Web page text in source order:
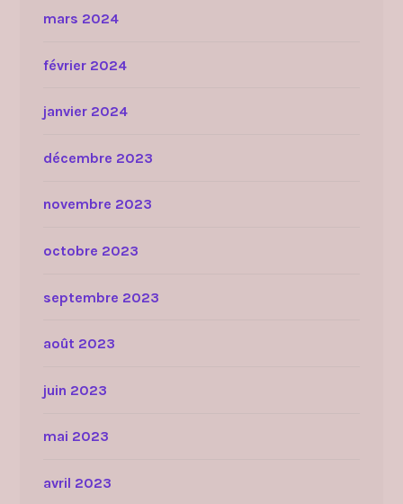
mars 2024
février 2024
janvier 2024
décembre 2023
novembre 2023
octobre 2023
septembre 2023
août 2023
juin 2023
mai 2023
avril 2023